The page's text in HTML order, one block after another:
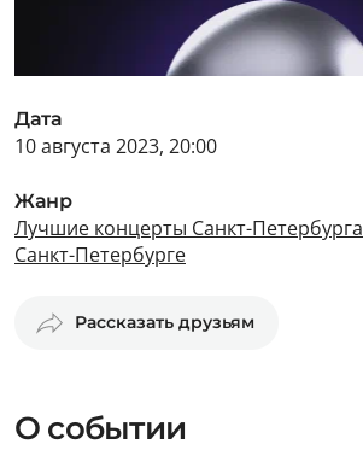
Дата
10 августа 2023, 20:00
Жанр
Лучшие концерты Санкт-Петербурга
Санкт-Петербурге
Рассказать друзьям
О событии